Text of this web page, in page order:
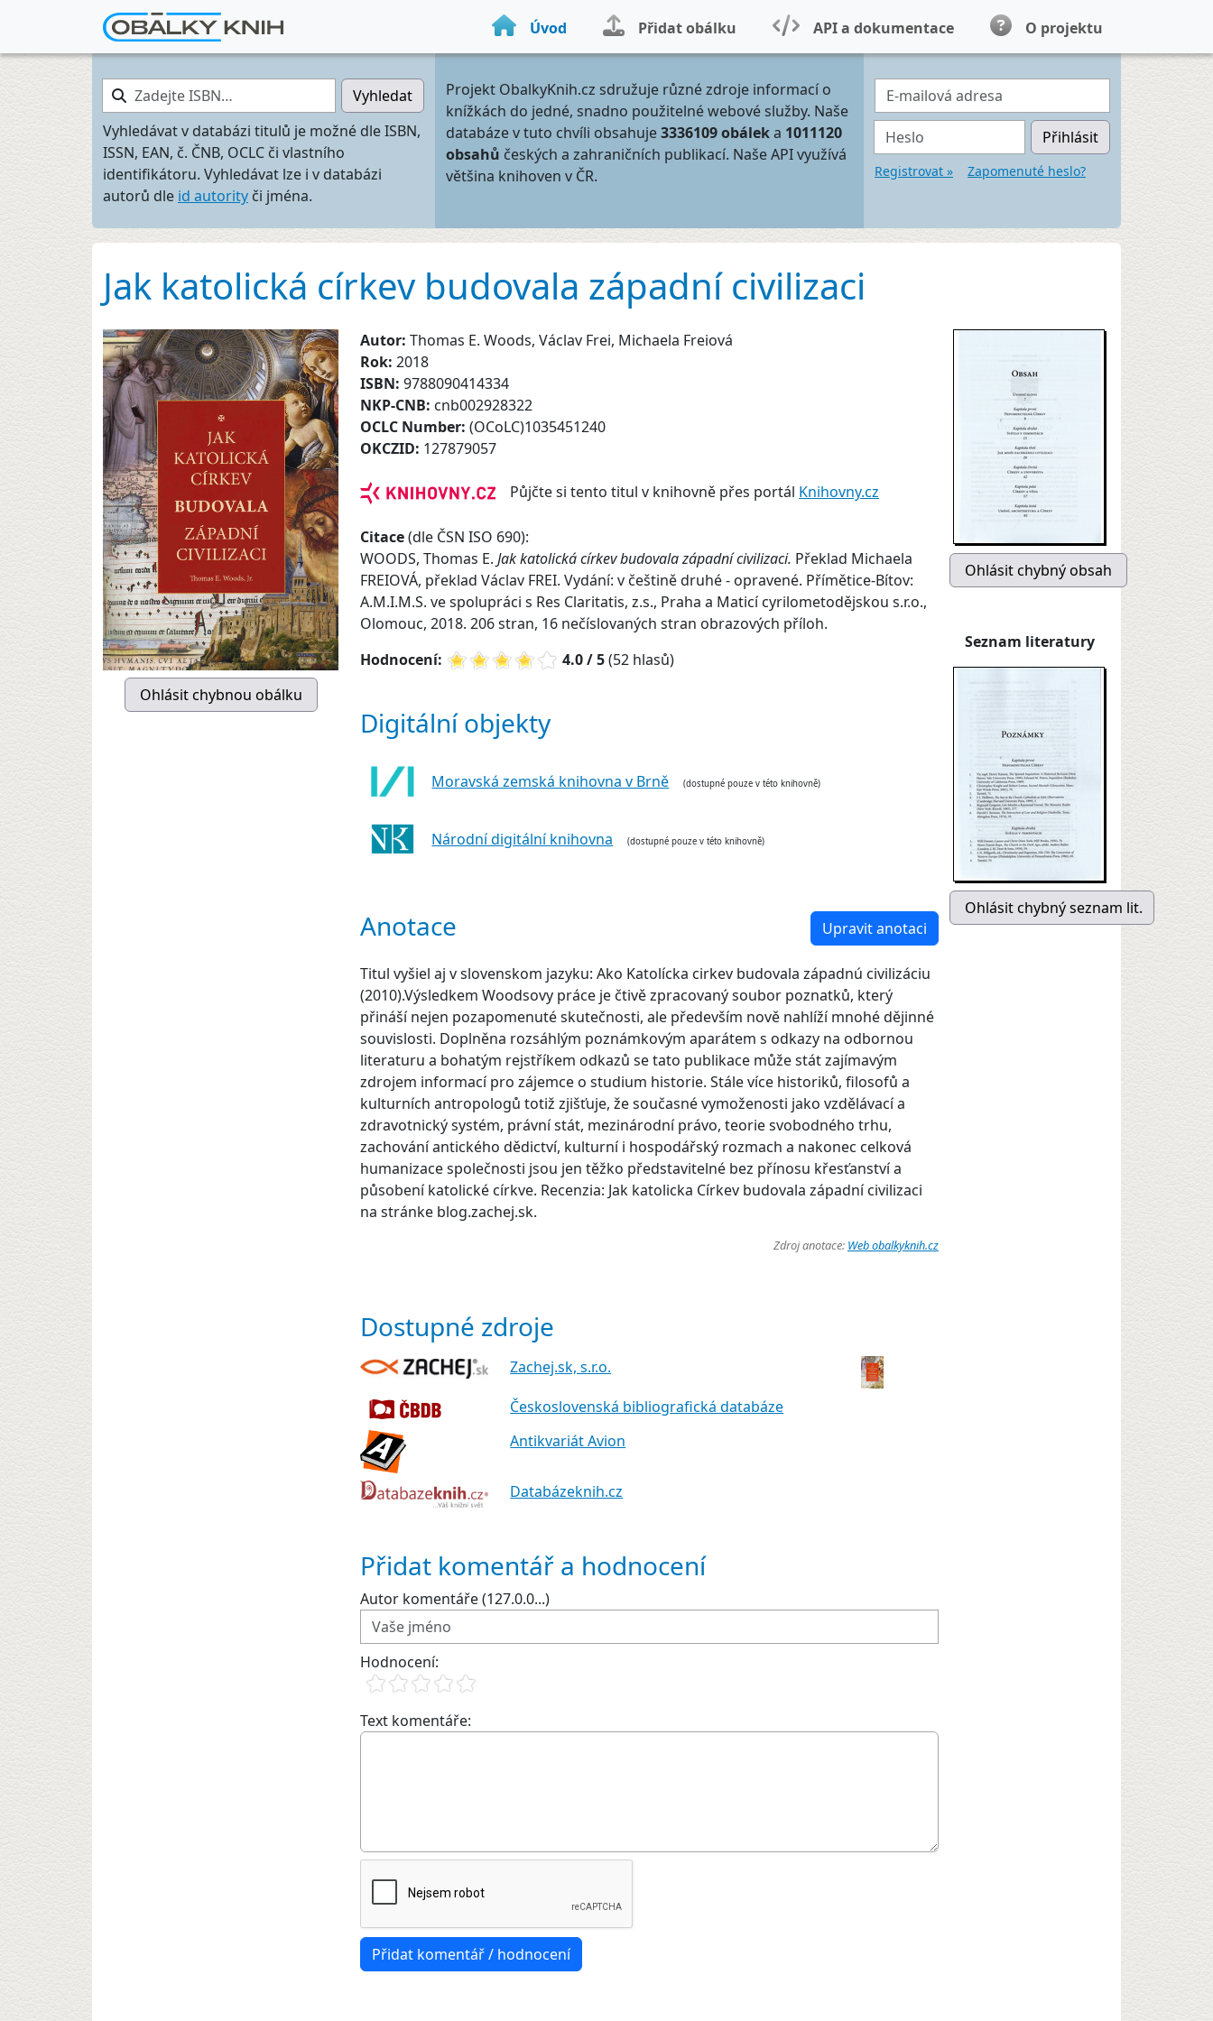
Úvod Přidat obálku API a dokumentace O projektu
Zadejte ISBN…
Vyhledat
Vyhledávat v databázi titulů je možné dle ISBN,
ISSN, EAN, č. ČNB, OCLC či vlastního
identifikátoru. Vyhledávat lze i v databázi
autorů dle id autority či jména.
Projekt ObalkyKnih.cz sdružuje různé zdroje informací o
knížkách do jedné, snadno použitelné webové služby. Naše
databáze v tuto chvíli obsahuje3336109 obáleka 1011120
obsahů českých a zahraničních publikací. Naše API využívá
většina knihoven v ČR.
E-mailová adresa
Heslo Přihlásit
Registrovat » Zapomenuté heslo?
Jak katolická církev budovala západní civilizaci
Autor: Thomas E. Woods, Václav Frei, Michaela Freiová
Rok: 2018
ISBN: 9788090414334
NKP-CNB: cnb002928322
OCLC Number: (OCoLC)1035451240
OKCZID: 127879057
Půjčte si tento titul v knihovně přes portál Knihovny.cz
Citace(dle ČSN ISO 690):
WOODS, Thomas E. Jak katolická církev budovala západní civilizaci. Překlad Michaela
FREIOVÁ, překlad Václav FREI. Vydání: v češtině druhé - opravené. Přímětice-Bítov:
A.M.I.M.S. ve spolupráci s Res Claritatis, z.s., Praha a Maticí cyrilometodějskou s.r.o.,
Olomouc, 2018. 206 stran, 16 nečíslovaných stran obrazových příloh.
Hodnocení:
4.0 / 5(52 hlasů)
Digitální objekty
Moravská zemská knihovna v Brně (dostupné pouze v této knihovně)
Národní digitální knihovna (dostupné pouze v této knihovně)
Anotace Upravit anotaci
Titul vyšiel aj v slovenskom jazyku: Ako Katolícka cirkev budovala západnú civilizáciu
(2010).Výsledkem Woodsovy práce je čtivě zpracovaný soubor poznatků, který
přináší nejen pozapomenuté skutečnosti, ale především nově nahlíží mnohé dějinné
souvislosti. Doplněna rozsáhlým poznámkovým aparátem s odkazy na odbornou
literaturu a bohatým rejstříkem odkazů se tato publikace může stát zajímavým
zdrojem informací pro zájemce o studium historie. Stále více historiků, filosofů a
kulturních antropologů totiž zjišťuje, že současné vymoženosti jako vzdělávací a
zdravotnický systém, právní stát, mezinárodní právo, teorie svobodného trhu,
zachování antického dědictví, kulturní i hospodářský rozmach a nakonec celková
humanizace společnosti jsou jen těžko představitelné bez přínosu křesťanství a
působení katolické církve. Recenzia: Jak katolicka Církev budovala západní civilizaci
na stránke blog.zachej.sk.
Zdroj anotace: Web obalkyknih.cz
Dostupné zdroje
Zachej.sk, s.r.o.
Československá bibliografická databáze
Antikvariát Avion
Databázeknih.cz
Přidat komentář a hodnocení
Autor komentáře (127.0.0...)
Hodnocení:
Text komentáře:
Seznam literatury